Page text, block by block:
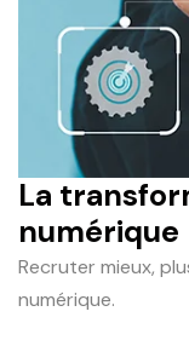
La
numérique
Recruter mieux,
numérique.